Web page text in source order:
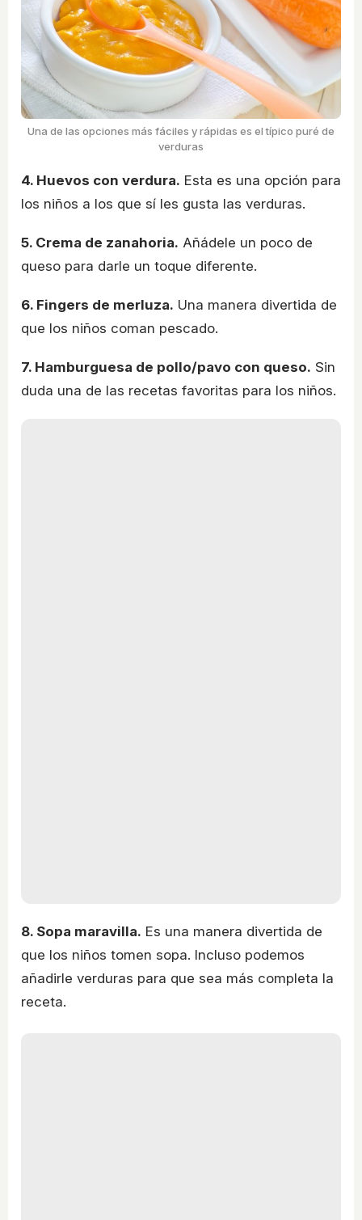
Una de las opciones más fáciles y rápidas es el típico puré de
verduras
4. Huevos con verdura. Esta es una opción para
los niños a los que sí les gusta las verduras.
5. Crema de zanahoria. Añádele un poco de
queso para darle un toque diferente.
6. Fingers de merluza. Una manera divertida de
que los niños coman pescado.
7. Hamburguesa de pollo/pavo con queso. Sin
duda una de las recetas favoritas para los niños.
8. Sopa maravilla. Es una manera divertida de
que los niños tomen sopa. Incluso podemos
añadirle verduras para que sea más completa la
receta.